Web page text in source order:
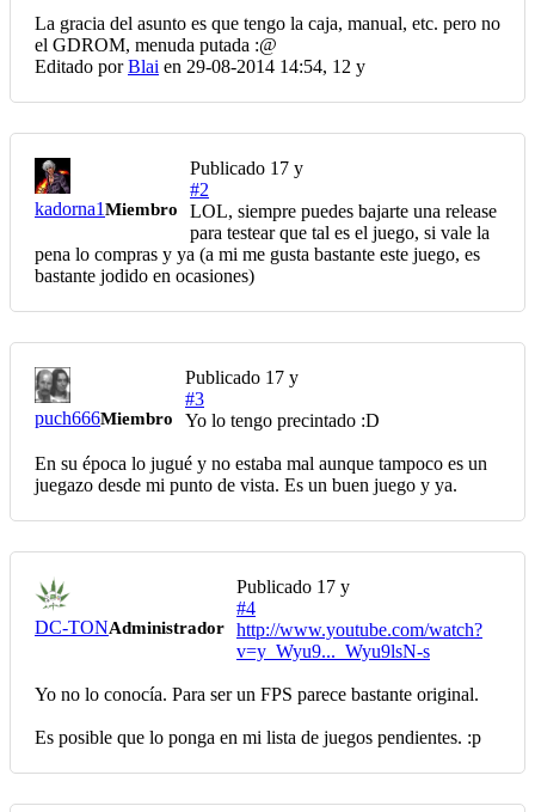
La gracia del asunto es que tengo la caja, manual, etc. pero no
el GDROM, menuda putada :@
Editado porBlai en 29-08-2014 14:54, 12 y
kadorna1Miembro
Publicado 17 y
#2
LOL, siempre puedes bajarte una release
para testear que tal es el juego, si vale la
pena lo compras y ya (a mi me gusta bastante este juego, es
bastante jodido en ocasiones)
puch666Miembro
Publicado 17 y
#3
Yo lo tengo precintado :D
En su época lo jugué y no estaba mal aunque tampoco es un
juegazo desde mi punto de vista. Es un buen juego y ya.
DC-TONAdministrador
Publicado 17 y
#4
http://www.youtube.com/watch?
v=y_Wyu9..._Wyu9lsN-s
Yo no lo conocía. Para ser un FPS parece bastante original.
Es posible que lo ponga en mi lista de juegos pendientes. :p